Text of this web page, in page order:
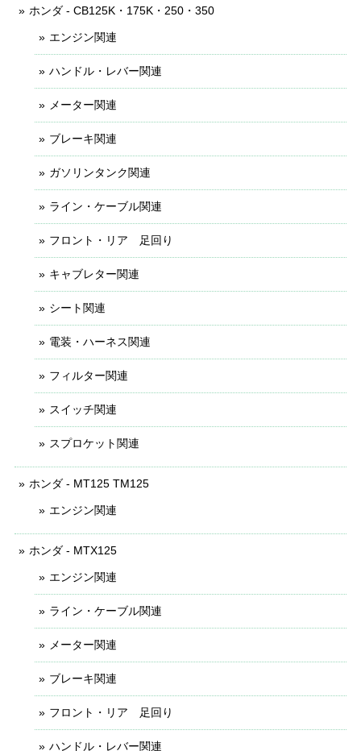
ホンダ - CB125K・175K・250・350
エンジン関連
ハンドル・レバー関連
メーター関連
ブレーキ関連
ガソリンタンク関連
ライン・ケーブル関連
フロント・リア 足回り
キャブレター関連
シート関連
電装・ハーネス関連
フィルター関連
スイッチ関連
スプロケット関連
ホンダ - MT125 TM125
エンジン関連
ホンダ - MTX125
エンジン関連
ライン・ケーブル関連
メーター関連
ブレーキ関連
フロント・リア 足回り
ハンドル・レバー関連